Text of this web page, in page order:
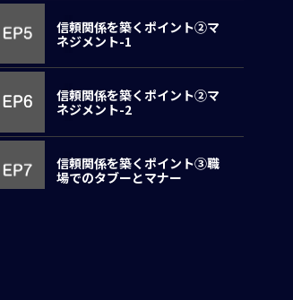
信頼関係を築くポイント②マ
ネジメント-1
信頼関係を築くポイント②マ
ネジメント-2
信頼関係を築くポイント③職
場でのタブーとマナー